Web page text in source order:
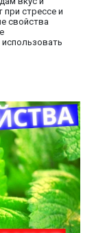
стрессе и
свойства